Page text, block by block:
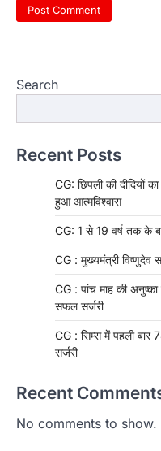
Search
Recent Posts
CG: छिपली की दीदियों
हुआ आत्मविश्वास
CG: 1 से 19 वर्ष तक के
CG : मुख्यमंत्री विष्णुदेव
CG : पांच माह की
सफल सर्जरी
CG : सिम्स में पहली बार
सर्जरी
Recent
No comments to show.